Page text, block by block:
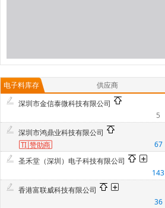
电子料库存 供应商
深圳市金信泰微科技有限公司
5
深圳市鸿鼎业科技有限公司
TI 赞助商 67
圣禾堂（深圳）电子科技有限公司
143
香港富联威科技有限公司
36